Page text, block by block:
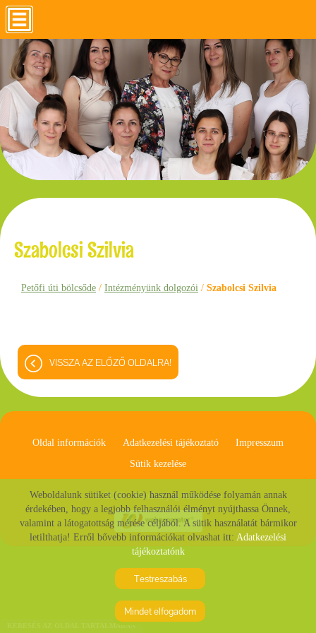
Szabolcsi Szilvia
Petőfi úti bölcsőde / Intézményünk dolgozói / Szabolcsi Szilvia
VISSZA AZ ELŐZŐ OLDALRA!
© 2026 - Minden jog fenntartva
Oldal információk Adatkezelési tájékoztató
Impresszum
Sütik kezelése
Mindet elfogadom
Testreszabás
Weboldalunk sütiket (cookie) használ működése folyamán annak
érdekében, hogy a legjobb felhasználói élményt nyújthassa Önnek,
valamint a látogatottság mérése céljából. A sütik használatát bármikor
letilthatja! Erről bővebb információkat olvashat itt: Adatkezelési
tájékoztatónk
KERESÉS AZ OLDAL TARTALMÁBAN